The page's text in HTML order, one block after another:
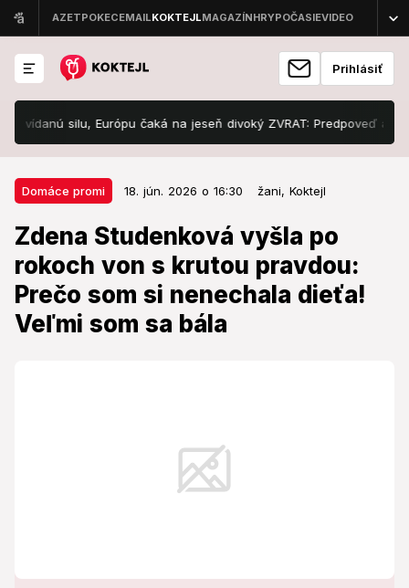
Prihlásiť
silu, Európu čaká na jeseň divoký ZVRAT: Predpoveď až do
Domáce promi 18. jún. 2026 o 16:30 žani, Koktejl
Zdena Studenková vyšla po
rokoch von s krutou pravdou:
Prečo som si nenechala dieťa!
Veľmi som sa bála
Domáce promi 18. jún. 2026 o 16:30
Zdena Studenková vyšla po
rokoch von s krutou pravdou:
Prečo som si nenechala dieťa!
Veľmi som sa bála